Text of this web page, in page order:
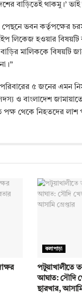
দেশের বাড়িতেই থাকমু।’
পেছনে ভবন
লিকেজ হওয়ার
মালিককে
৫ জনের এমন
ও বাংলাদেশ
পক্ষ থেকে নিহতদের
কলাপাড়া
পটুয়াখালীতে
আঘাত: সৌদি
ছারখার, আসামি